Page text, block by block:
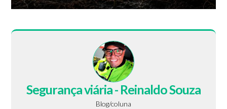
Segurança viária - Reinaldo Souza
Blog/coluna